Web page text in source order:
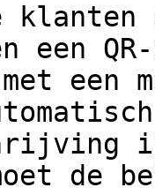
klanten
een
met een
de